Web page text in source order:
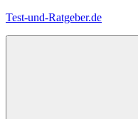
Zum
Test-und-Ratgeber.de